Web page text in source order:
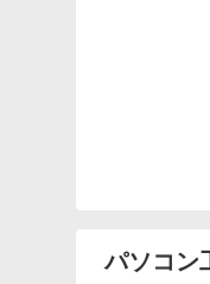
パソコン